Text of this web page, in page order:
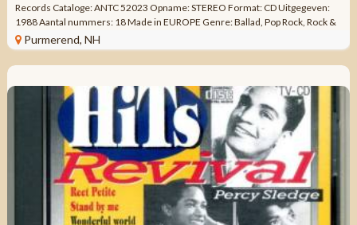
Records Cataloge: ANTC 52023 Opname: STEREO Format: CD Uitgegeven:
1988 Aantal nummers: 18 Made in EUROPE Genre: Ballad, Pop Rock, Rock &
Roll, Classic ...
Purmerend, NH